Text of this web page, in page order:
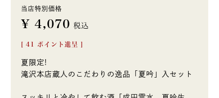
当店特別価格
¥ 4,070 税込
41 ポイント進呈 ]
夏限定!
滝沢本店蔵人のこだわりの逸品「夏吟」入セット